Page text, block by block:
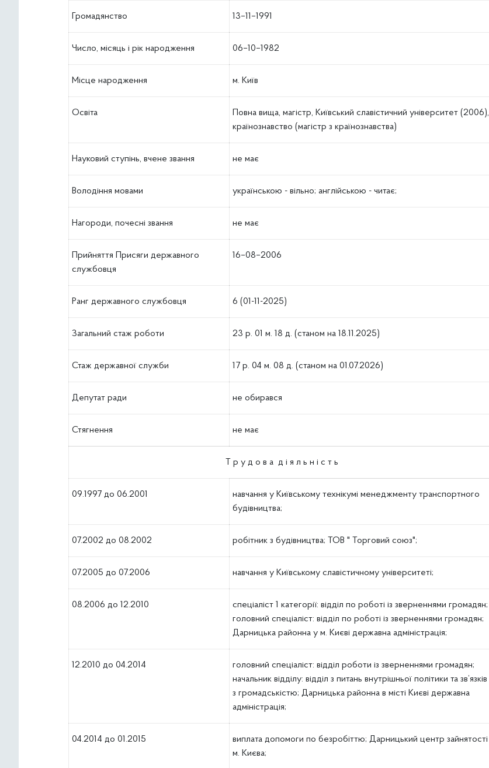
Громадянство 13–11–1991
Число, місяць і рік народження 06–10–1982
Місце народження м. Київ
Освіта
Повна вища‚ магістр‚ Київський славістичний університет (2006)‚
країнознавство (магістр з країнознавства)
Науковий ступінь, вчене звання не має
Володіння мовами українською - вільно; англійською - читає;
Нагоpоди, почесні звання не має
Прийняття Присяги державного
службовця
16–08–2006
Ранг державного службовця 6 (01-11-2025)
Загальний стаж роботи 23 р. 01 м. 18 д. (станом на 18.11.2025)
Стаж державної служби 17 р. 04 м. 08 д. (станом на 01.07.2026)
Депутат ради не обирався
Стягнення не має
Т р у д о в а д і я л ь н і с т ь
09.1997 до 06.2001
навчання у Київському технікумі менеджменту транспортного
будівництва;
07.2002 до 08.2002 робітник з будівництва; ТОВ " Торговий союз";
07.2005 до 07.2006 навчання у Київському славістичному університеті;
08.2006 до 12.2010
спеціаліст 1 категорії: відділ по роботі із зверненнями громадян;
головний спеціаліст: відділ по роботі із зверненнями громадян;
Дарницька районна у м. Києві державна адміністрація;
12.2010 до 04.2014
головний спеціаліст: відділ роботи із зверненнями громадян;
начальник відділу: відділ з питань внутрішньої політики та зв’язків
з громадськістю; Дарницька районна в місті Києві державна
адміністрація;
04.2014 до 01.2015
виплата допомоги по безробіттю; Дарницький центр зайнятості
м. Києва;